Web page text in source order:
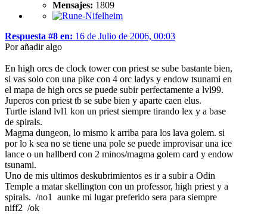
Mensajes: 1809
Respuesta #8 en: 16 de Julio de 2006, 00:03
Por añadir algo
En high orcs de clock tower con priest se sube bastante bien,
si vas solo con una pike con 4 orc ladys y endow tsunami en
el mapa de high orcs se puede subir perfectamente a lvl99.
Juperos con priest tb se sube bien y aparte caen elus.
Turtle island lvl1 kon un priest siempre tirando lex y a base
de spirals.
Magma dungeon, lo mismo k arriba para los lava golem. si
por lo k sea no se tiene una pole se puede improvisar una ice
lance o un hallberd con 2 minos/magma golem card y endow
tsunami.
Uno de mis ultimos deskubrimientos es ir a subir a Odin
Temple a matar skellington con un professor, high priest y a
spirals. /no1 aunke mi lugar preferido sera para siempre
niff2 /ok